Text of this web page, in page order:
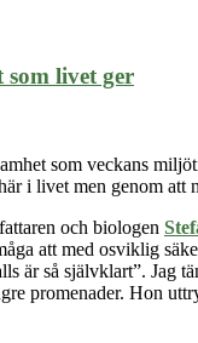
livet ger
som veckans
i livet men genom
och biologen
att med osviklig
är så självklart”. Jag
promenader. Hon